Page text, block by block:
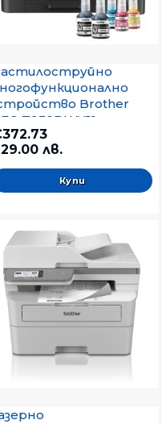
Brother
T930DWYJ1
Plus
лв.